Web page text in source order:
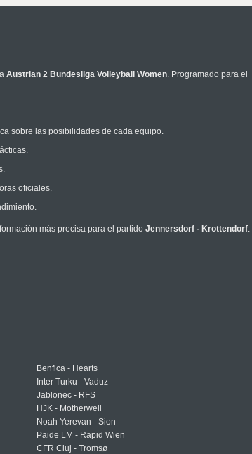
Austrian 2 Bundesliga Volleyball Women. Programado para el
sobre las posibilidades de cada equipo.
oficiales.
más precisa para el partido Jennersdorf - Krottendorf.
Benfica - Hearts
Inter Turku - Vaduz
Jablonec - RFS
HJK - Motherwell
Noah Yerevan - Sion
Paide LM - Rapid Wien
CFR Cluj - Tromsø